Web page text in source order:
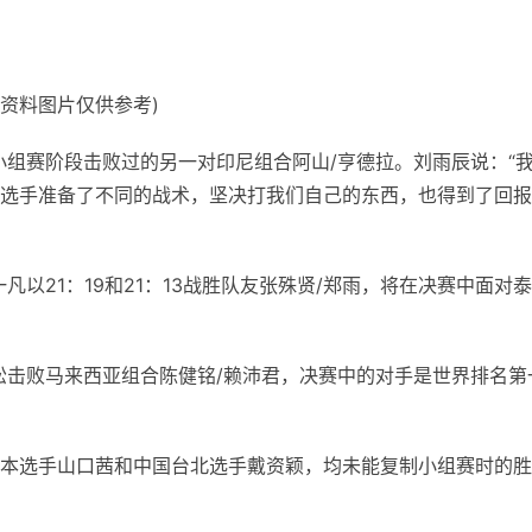
料图片仅供参考)
赛阶段击败过的另一对印尼组合阿山/亨德拉。刘雨辰说：“
手准备了不同的战术，坚决打我们自己的东西，也得到了回
以21：19和21：13战胜队友张殊贤/郑雨，将在决赛中面对
败马来西亚组合陈健铭/赖沛君，决赛中的对手是世界排名第
选手山口茜和中国台北选手戴资颖，均未能复制小组赛时的胜